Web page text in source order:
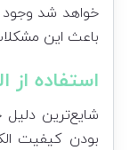
خواهد شد وجود
باعث این
استفاده از
شایع‌ترین
بودن کیفیت